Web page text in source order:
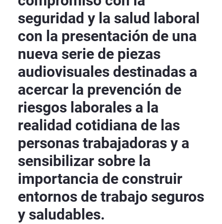
seguridad y la salud laboral
con la presentación de una
nueva serie de piezas
audiovisuales destinadas a
acercar la prevención de
riesgos laborales a la
realidad cotidiana de las
personas trabajadoras y a
sensibilizar sobre la
importancia de construir
entornos de trabajo seguros
y saludables.